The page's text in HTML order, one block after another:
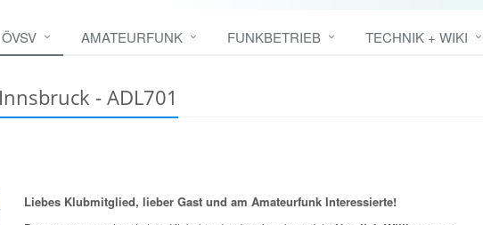
ÖVSV AMATEURFUNK FUNKBETRIEB TECHNIK + WIKI
- ADL701
Liebes Klubmitglied, lieber Gast und am Amateurfunk Interessierte!